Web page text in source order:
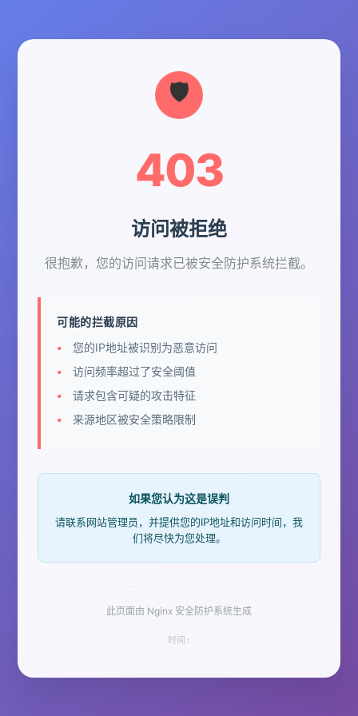
403
访问被拒绝
很抱歉，您的访问请求已被安全防护系统拦截。
可能的拦截原因
您的IP地址被识别为恶意访问
访问频率超过了安全阈值
请求包含可疑的攻击特征
来源地区被安全策略限制
如果您认为这是误判
请联系网站管理员，并提供您的IP地址和访问时间，我
们将尽快为您处理。
此页面由 Nginx 安全防护系统生成
时间: